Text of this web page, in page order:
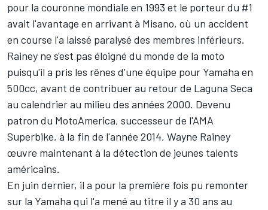
pour la couronne mondiale en 1993 et le porteur du #1
avait l'avantage en arrivant à Misano, où un accident
en course l'a laissé paralysé des membres inférieurs.
Rainey ne s'est pas éloigné du monde de la moto
puisqu'il a pris les rênes d'une équipe pour Yamaha en
500cc, avant de contribuer au retour de Laguna Seca
au calendrier au milieu des années 2000. Devenu
patron du MotoAmerica, successeur de l'AMA
Superbike, à la fin de l'année 2014, Wayne Rainey
œuvre maintenant à la détection de jeunes talents
américains.
En juin dernier, il a pour la première fois pu remonter
sur la Yamaha qui l'a mené au titre il y a 30 ans au